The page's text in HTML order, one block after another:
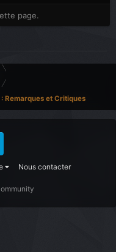
page.
Remarques et Critiques
Nous contacter